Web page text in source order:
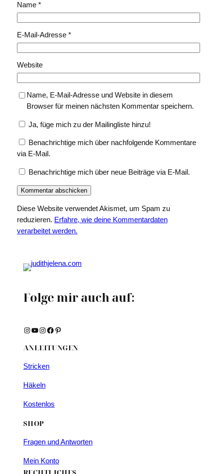
Name *
E-Mail-Adresse *
Website
Name, E-Mail-Adresse und Website in diesem
Browser für meinen nächsten Kommentar speichern.
Ja, füge mich zu der Mailingliste hinzu!
Benachrichtige mich über nachfolgende Kommentare
via E-Mail.
Benachrichtige mich über neue Beiträge via E-Mail.
Diese Website verwendet Akismet, um Spam zu
reduzieren. Erfahre, wie deine Kommentardaten
verarbeitet werden.
Folge mir auch auf:
Instagram YouTube Instagram Facebook Pinterest
ANLEITUNGEN
Stricken
Häkeln
Kostenlos
SHOP
Fragen und Antworten
Mein Konto